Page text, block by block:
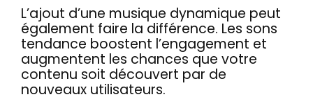
L’ajout d’une musique dynamique peut
également faire la différence. Les sons
tendance boostent l’engagement et
augmentent les chances que votre
contenu soit découvert par de
nouveaux utilisateurs.